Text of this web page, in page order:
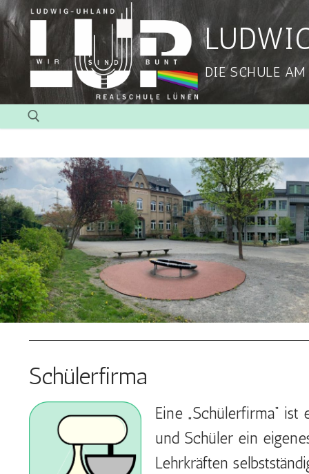
DIE SCHULE AM
Schülerfirma
Eine „Schülerfirma“
und Schüler ein
Lehrkräften